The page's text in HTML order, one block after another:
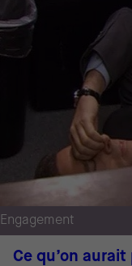
Engagement
Ce qu’on